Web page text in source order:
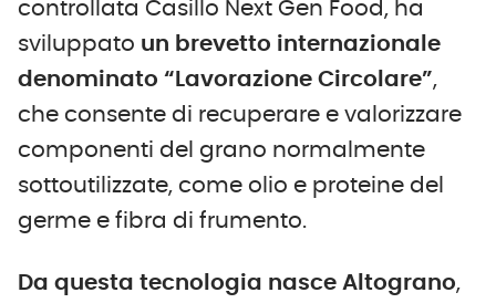
controllata Casillo Next Gen Food, ha
sviluppato un brevetto internazionale
denominato “Lavorazione Circolare”,
che consente di recuperare e valorizzare
componenti del grano normalmente
sottoutilizzate, come olio e proteine del
germe e fibra di frumento.
Da questa tecnologia nasce Altograno,